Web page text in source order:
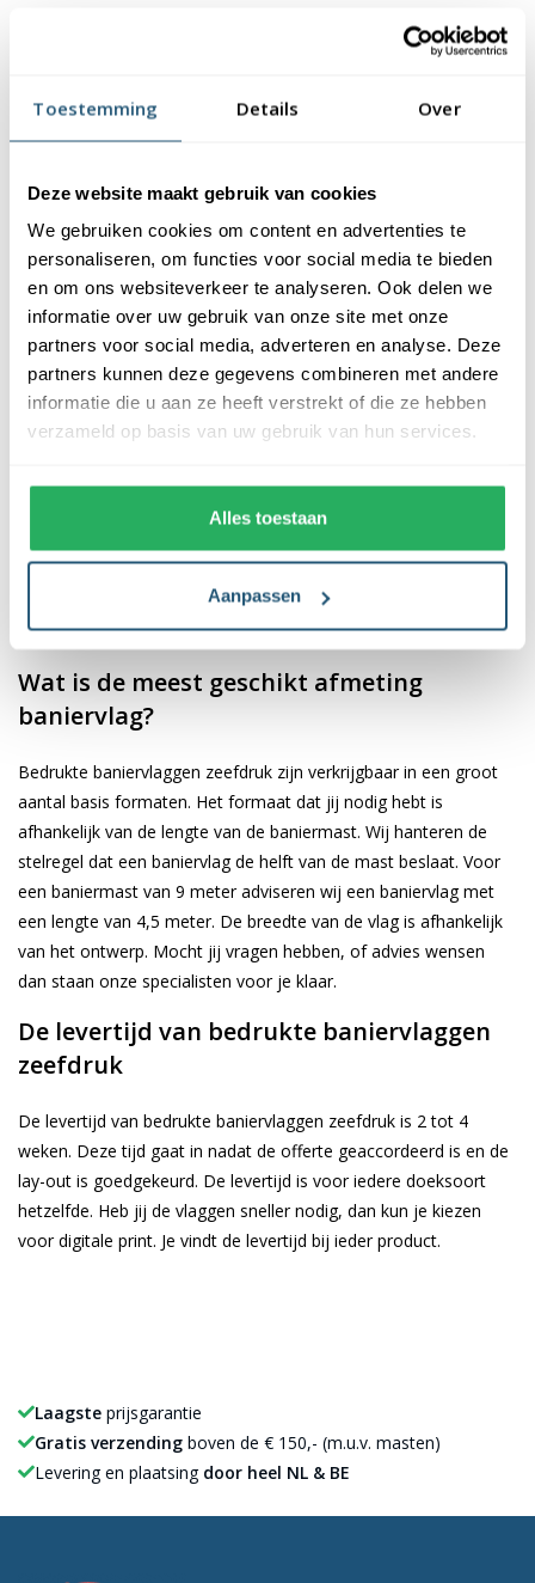
Toestemming Details Over
Deze website maakt gebruik van cookies
We gebruiken cookies om content en advertenties te
personaliseren, om functies voor social media te bieden
en om ons websiteverkeer te analyseren. Ook delen we
informatie over uw gebruik van onze site met onze
partners voor social media, adverteren en analyse. Deze
partners kunnen deze gegevens combineren met andere
informatie die u aan ze heeft verstrekt of die ze hebben
verzameld op basis van uw gebruik van hun services.
Alles toestaan
Aanpassen
Bij ons kun je baniervlaggen zeefdruk bestellen in alle
overzicht van de betreffende doeksoorten, met bijbehorende
Polyester
vlaggendoek
Longlife
vlaggendoek
vlaggendoek
Gewicht
115 gr/m2 120 gr/m2
115 gr/m2
Afwerking
Gezoomd Gesneden
Gezoomd
Gemiddelde
levensduur
3-6 maanden 4-7 maanden 3-6 maanden
per jaar
Eigenschappen
Goedkoop -
Meest
gebruikt -
uit - Optisch
langer mooi
Milieuvriendelijke
Wat is de meest geschikt afmeting
baniervlag?
Bedrukte baniervlaggen zeefdruk zijn verkrijgbaar in een groot
aantal basis formaten. Het formaat dat jij nodig hebt is
afhankelijk van de lengte van de baniermast. Wij hanteren de
stelregel dat een baniervlag de helft van de mast beslaat. Voor
een baniermast van 9 meter adviseren wij een baniervlag met
een lengte van 4,5 meter. De breedte van de vlag is afhankelijk
van het ontwerp. Mocht jij vragen hebben, of advies wensen
dan staan onze specialisten voor je klaar.
De levertijd van bedrukte baniervlaggen
zeefdruk
De levertijd van bedrukte baniervlaggen zeefdruk is 2 tot 4
weken. Deze tijd gaat in nadat de offerte geaccordeerd is en de
lay-out is goedgekeurd. De levertijd is voor iedere doeksoort
hetzelfde. Heb jij de vlaggen sneller nodig, dan kun je kiezen
voor digitale print. Je vindt de levertijd bij ieder product.
Laagste prijsgarantie
Gratis verzending boven de € 150,- (m.u.v. masten)
Levering en plaatsing door heel NL & BE